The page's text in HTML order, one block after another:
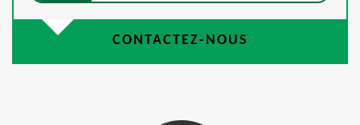
CONTACTEZ-NOUS